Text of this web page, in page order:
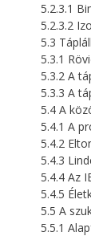
5.2.3.1
5.2.3.2
5.3
5.3.1
5.3.2 A
5.3.3 A
5.4 A
5.4.1 A
5.4.2
5.4.3
5.4.4 Az
5.4.5
5.5 A
5.5.1